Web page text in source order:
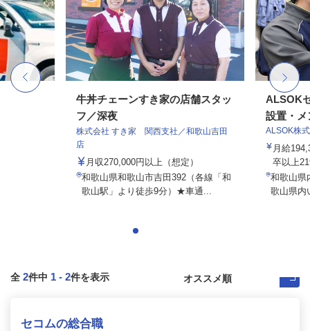
牛丼チェーンすき家の店舗スタッ
フ／深夜
株式会社 すき家 関西支社／和歌山吉田
店
月収270,000円以上（想定）
和歌山県和歌山市吉田392（各線「和
歌山駅」より徒歩9分）★車通...
ALSOK
設置・メ
ALSOK株
月給
卒以上
和歌山
歌山県内
全 2件中 1 - 2件を表示
セコムの総合職